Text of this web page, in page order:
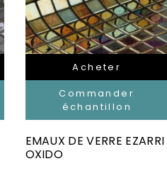
Acheter
Commander
échantillon
EMAUX DE VERRE EZARRI
OXIDO